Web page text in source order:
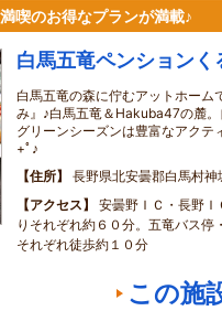
喫のお得なプランが満載♪
白馬五竜ペンションく
白馬五竜の森に佇むアットホーム
み』♪白馬五竜＆Hakuba47の麓
グリーンシーズンは豊富なアクテ
+ﾟ♪
住所
長野県北安曇郡白馬村
アクセス
安曇野ＩＣ・長野
りそれぞれ約６０分。五竜バス停
それぞれ徒歩約１０分
この施